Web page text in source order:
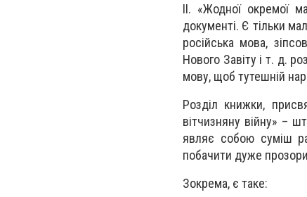
II. «Жодної окремої
документі. Є тільки
російська мова,
Нового Завіту і т. д.
мову, щоб тутешній
Розділ книжки,
вітчизняну війну» –
являє собою суміш
побачити дуже
Зокрема, є таке: